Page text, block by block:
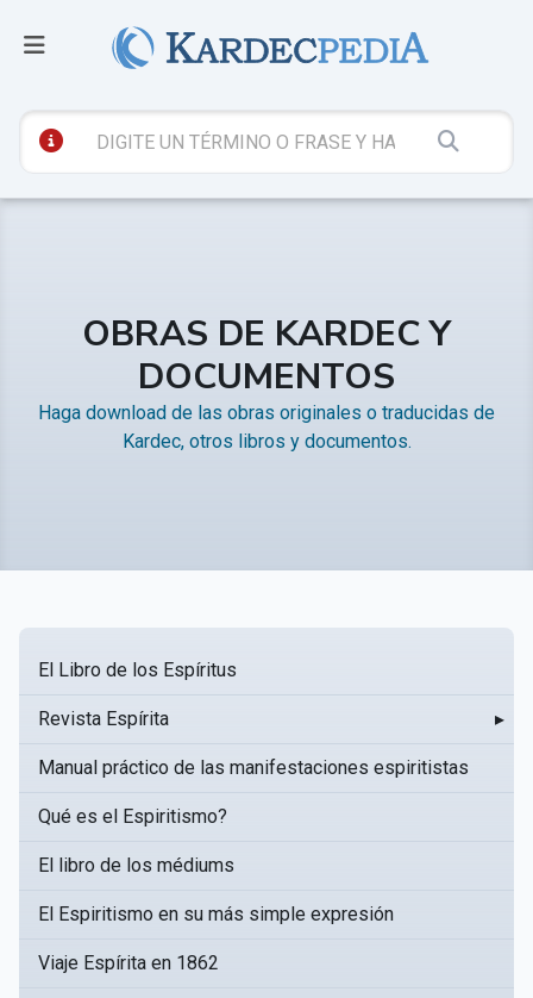
OBRAS DE KARDEC Y
DOCUMENTOS
Haga download de las obras originales o traducidas de
Kardec, otros libros y documentos.
El Libro de los Espíritus
Revista Espírita ▸
Manual práctico de las manifestaciones espiritistas
Qué es el Espiritismo?
El libro de los médiums
El Espiritismo en su más simple expresión
Viaje Espírita en 1862